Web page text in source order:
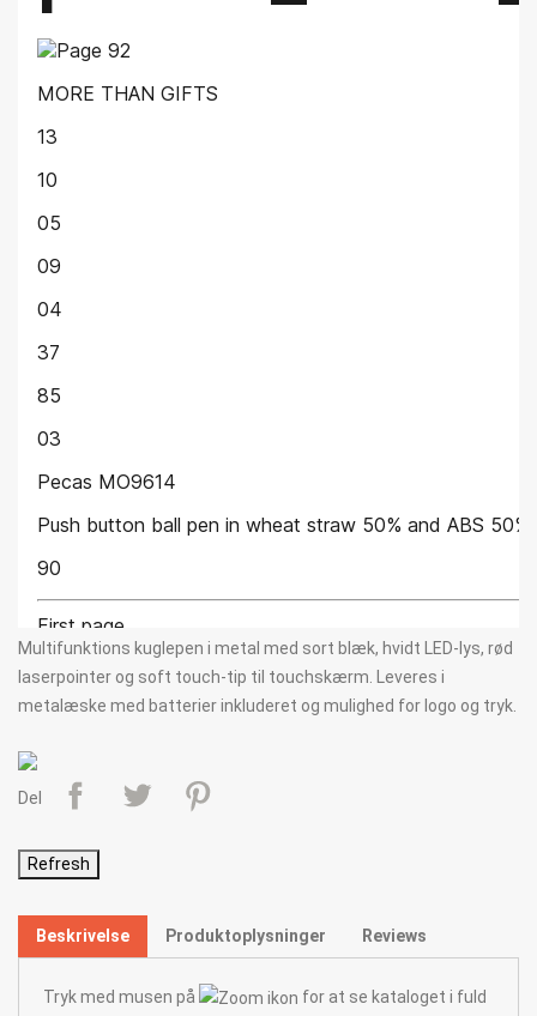
Multifunktions kuglepen i metal med sort blæk, hvidt LED-lys, rød
laserpointer og soft touch-tip til touchskærm. Leveres i
metalæske med batterier inkluderet og mulighed for logo og tryk.
Del
Beskrivelse Produktoplysninger Reviews
Tryk med musen på
for at se kataloget i fuld